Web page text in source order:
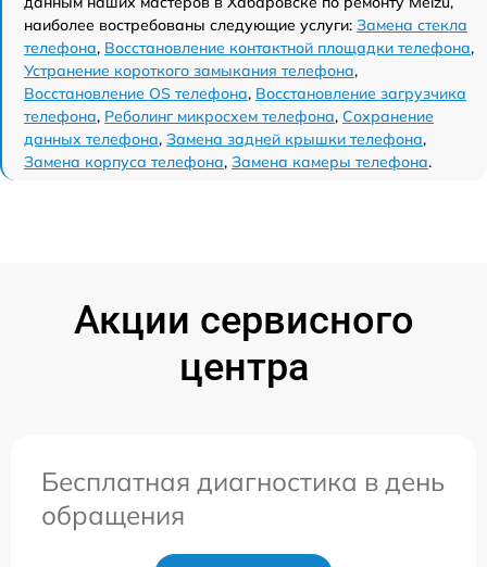
наиболее востребованы следующие услуги: Замена стекла
телефона, Восстановление контактной площадки телефона,
Устранение короткого замыкания телефона,
Восстановление OS телефона, Восстановление загрузчика
телефона, Реболинг микросхем телефона, Сохранение
данных телефона, Замена задней крышки телефона,
Замена корпуса телефона, Замена камеры телефона.
Акции сервисного
центра
Бесплатная диагностика в день
обращения